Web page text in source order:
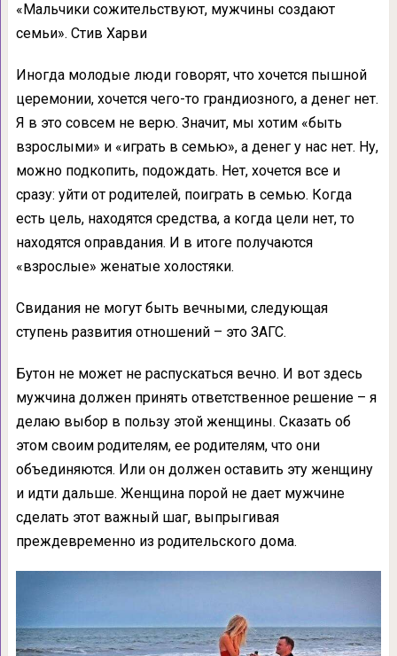
«Мальчики сожительствуют, мужчины создают
семьи». Стив Харви
Иногда молодые люди говорят, что хочется пышной
церемонии, хочется чего-то грандиозного, а денег нет.
Я в это совсем не верю. Значит, мы хотим «быть
взрослыми» и «играть в семью», а денег у нас нет. Ну,
можно подкопить, подождать. Нет, хочется все и
сразу: уйти от родителей, поиграть в семью. Когда
есть цель, находятся средства, а когда цели нет, то
находятся оправдания. И в итоге получаются
«взрослые» женатые холостяки.
Свидания не могут быть вечными, следующая
ступень развития отношений – это ЗАГС.
Бутон не может не распускаться вечно. И вот здесь
мужчина должен принять ответственное решение – я
делаю выбор в пользу этой женщины. Сказать об
этом своим родителям, ее родителям, что они
объединяются. Или он должен оставить эту женщину
и идти дальше. Женщина порой не дает мужчине
сделать этот важный шаг, выпрыгивая
преждевременно из родительского дома.